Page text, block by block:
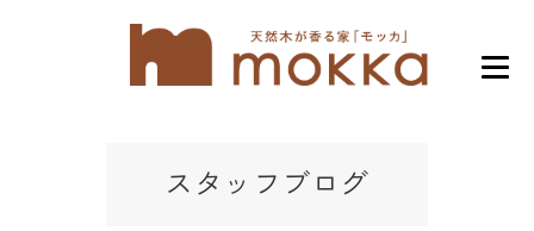
スタッフブログ